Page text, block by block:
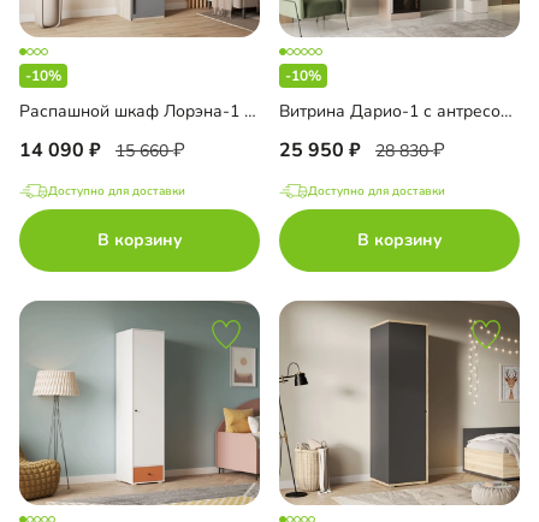
-10%
Распашной шкаф Лорэна-1 Премиум
14 090 15 660
Доступно для доставки
В корзину
-10%
Витрина Дарио-1 с антресолью
25 950 28 830
Доступно для доставки
В корзину